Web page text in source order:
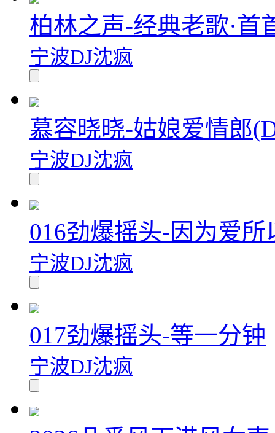
柏林之声-经典老歌·首
宁波DJ沈疯
慕容晓晓-姑娘爱情郎
宁波DJ沈疯
016劲爆摇头-因为爱所
宁波DJ沈疯
017劲爆摇头-等一分钟
宁波DJ沈疯